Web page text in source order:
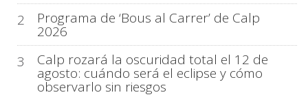
2
Programa de ‘Bous al Carrer’ de Calp
2026
3
Calp rozará la oscuridad total el 12 de
agosto: cuándo será el eclipse y cómo
observarlo sin riesgos